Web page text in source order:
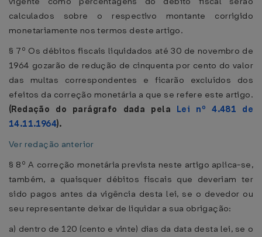
calculados sobre o respectivo montante corrigido
monetariamente nos termos deste artigo.
§ 7º Os débitos fiscais liquidados até 30 de novembro de
1964 gozarão de redução de cinquenta por cento do valor
das multas correspondentes e ficarão excluídos dos
efeitos da correção monetária a que se refere este artigo.
(Redação do parágrafo dada pela Lei nº 4.481 de
14.11.1964).
Ver redação anterior
§ 8º A correção monetária prevista neste artigo aplica-se,
também, a quaisquer débitos fiscais que deveriam ter
sido pagos antes da vigência desta lei, se o devedor ou
seu representante deixar de liquidar a sua obrigação:
a) dentro de 120 (cento e vinte) dias da data desta lei, se o